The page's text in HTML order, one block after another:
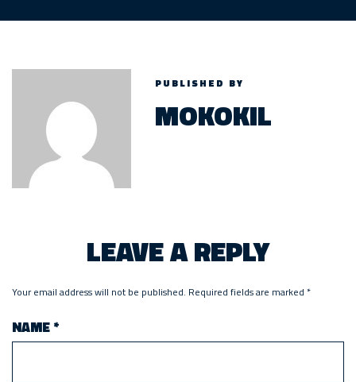
PUBLISHED BY
MOKOKIL
LEAVE A REPLY
Your email address will not be published. Required fields are marked *
NAME*